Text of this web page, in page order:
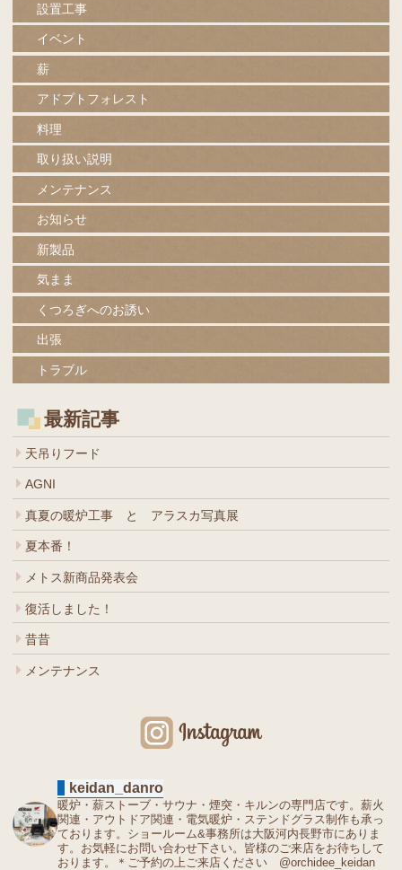
設置工事
イベント
薪
アドプトフォレスト
料理
取り扱い説明
メンテナンス
お知らせ
新製品
気まま
くつろぎへのお誘い
出張
トラブル
最新記事
天吊りフード
AGNI
真夏の暖炉工事 と アラスカ写真展
夏本番！
メトス新商品発表会
復活しました！
昔昔
メンテナンス
keidan_danro
暖炉・薪ストーブ・サウナ・煙突・キルンの専門店です。薪火
関連・アウトドア関連・電気暖炉・ステンドグラス制作も承っ
ております。ショールーム&事務所は大阪河内長野市にありま
す。お気軽にお問い合わせ下さい。皆様のご来店をお待ちして
おります。＊ご予約の上ご来店ください @orchidee_keidan